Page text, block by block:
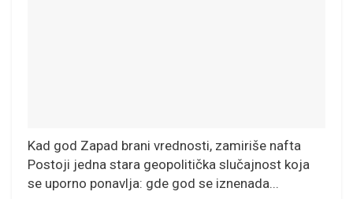
Kad god Zapad brani vrednosti, zamiriše nafta
Postoji jedna stara geopolitička slučajnost koja
se uporno ponavlja: gde god se iznenada...